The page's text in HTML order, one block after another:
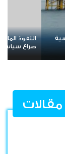
ساحة
نمو
مقالات